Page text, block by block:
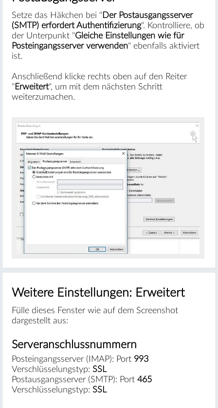
Setze das Häkchen bei " Der Postausgangsserver
(SMTP) erfordert Authentifizierung". Kontrolliere, ob
der Unterpunkt "Gleiche Einstellungen wie für
Posteingangsserver verwenden" ebenfalls aktiviert
ist.
Anschließend klicke rechts oben auf den Reiter
" Erweitert", um mit dem nächsten Schritt
weiterzumachen.
Weitere Einstellungen: Erweitert
Fülle dieses Fenster wie auf dem Screenshot
dargestellt aus:
Serveranschlussnummern
Posteingangsserver (IMAP): Port 993
Verschlüsselungstyp: SSL
Postausgangsserver (SMTP): Port 465
Verschlüsselungstyp: SSL